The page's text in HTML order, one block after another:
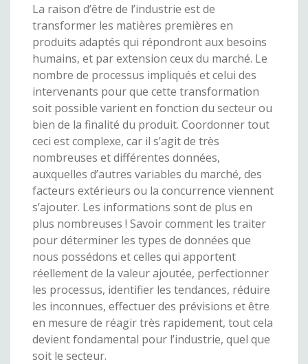
La raison d’être de l’industrie est de
transformer les matières premières en
produits adaptés qui répondront aux besoins
humains, et par extension ceux du marché. Le
nombre de processus impliqués et celui des
intervenants pour que cette transformation
soit possible varient en fonction du secteur ou
bien de la finalité du produit. Coordonner tout
ceci est complexe, car il s’agit de très
nombreuses et différentes données,
auxquelles d’autres variables du marché, des
facteurs extérieurs ou la concurrence viennent
s’ajouter. Les informations sont de plus en
plus nombreuses ! Savoir comment les traiter
pour déterminer les types de données que
nous possédons et celles qui apportent
réellement de la valeur ajoutée, perfectionner
les processus, identifier les tendances, réduire
les inconnues, effectuer des prévisions et être
en mesure de réagir très rapidement, tout cela
devient fondamental pour l’industrie, quel que
soit le secteur.